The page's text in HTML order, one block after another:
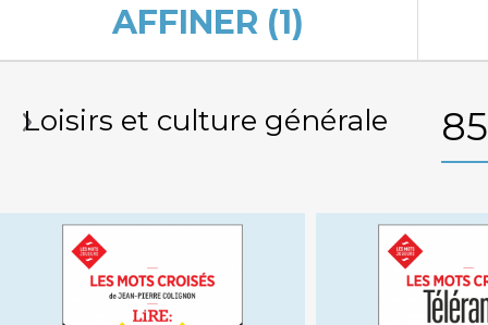
AFFINER (1)
Loisirs et culture générale